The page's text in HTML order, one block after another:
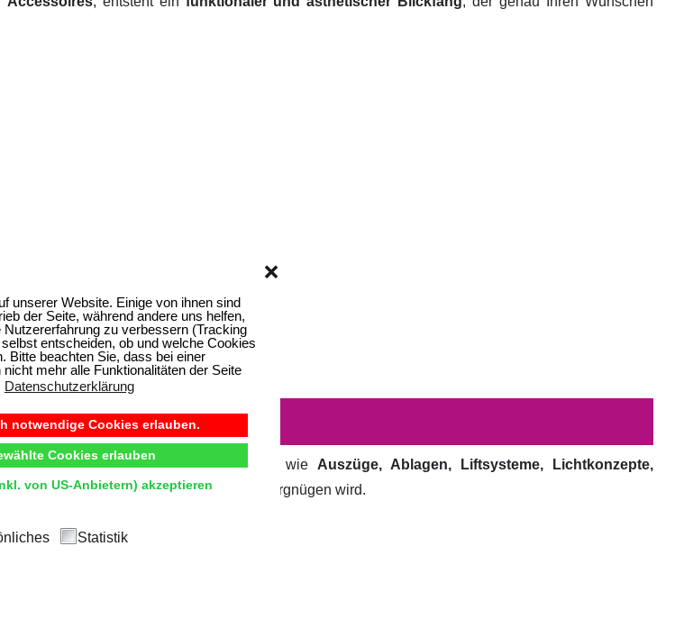
unserer Website. Einige von ihnen sind
der Seite, während andere uns helfen,
Nutzererfahrung zu verbessern (Tracking
entscheiden, ob und welche Cookies
Bitte beachten Sie, dass bei einer
mehr alle Funktionalitäten der Seite
Datenschutzerklärung
notwendige Cookies erlauben.
Cookies erlauben
von US-Anbietern) akzeptieren
❌
Statistik
Kleiderschrank
durch hochwertige Innensysteme wie Auszüge, Ablagen, Liftsysteme, Lichtkonzepte,
sodass die tägliche Outfitwahl zum Vergnügen wird.